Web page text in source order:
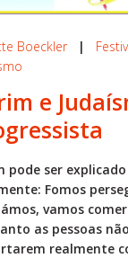
Boeckler|
e
pode ser explicado
Fomos
vamos
as pessoas
realmente